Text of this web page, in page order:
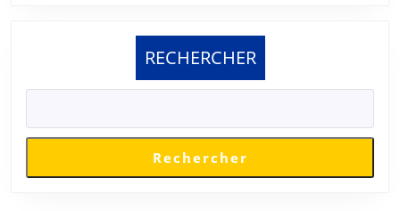
alternatives
Levi’s
RECHERCHER
Rechercher